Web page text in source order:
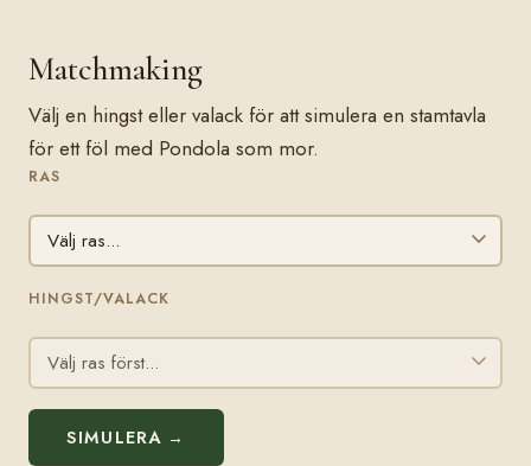
Matchmaking
Välj en hingst eller valack för att simulera en stamtavla
för ett föl med Pondola som mor.
RAS
HINGST/VALACK
SIMULERA →